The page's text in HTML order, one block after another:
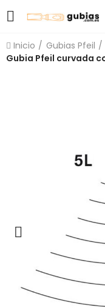
Inicio Gubias Pfeil
Gubia Pfeil curvada